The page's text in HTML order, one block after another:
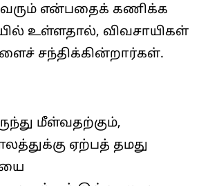
வரும் என்பதைக் கணிக்க
உள்ளதால், விவசாயிகள்
சந்திக்கின்றார்கள்.
மீள்வதற்கும்,
ஏற்பத் தமது